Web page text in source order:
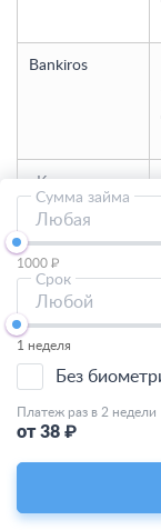
Любая
Сумма займа
1000 ₽
Любой
Срок
1 неделя
Без
Платеж раз в 2 недели
от38 ₽
Bankiros
еКапуста
Турбозайм
Zaimsrazu
Займы без